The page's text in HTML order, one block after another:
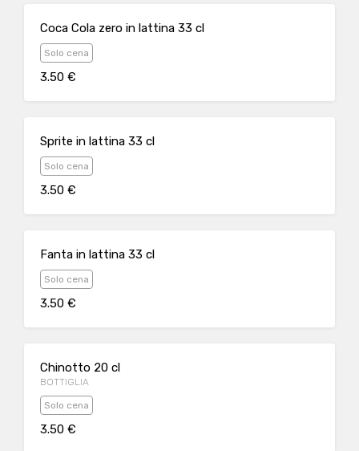
Coca Cola zero in lattina 33 cl
Solo cena
3.50 €
Sprite in lattina 33 cl
Solo cena
3.50 €
Fanta in lattina 33 cl
Solo cena
3.50 €
Chinotto 20 cl
BOTTIGLIA
Solo cena
3.50 €